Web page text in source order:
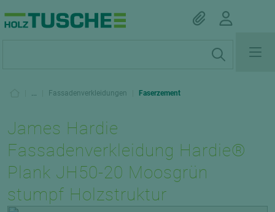
... Fassadenverkleidungen Faserzement
James Hardie
Fassadenverkleidung Hardie®
Plank JH50-20 Moosgrün
stumpf Holzstruktur